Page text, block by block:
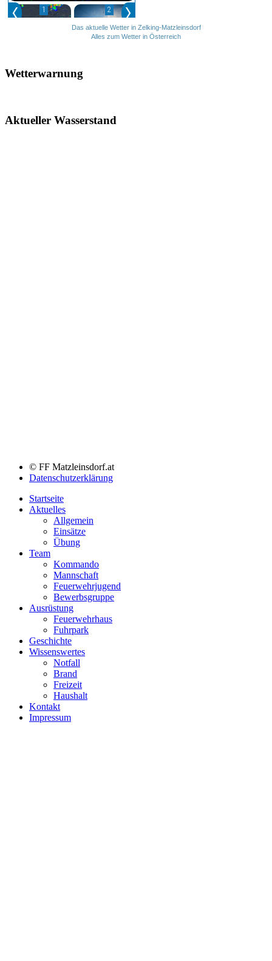
Das aktuelle Wetter in Zelking-Matzleinsdorf
Alles zum Wetter in Österreich
Wetterwarnung
Aktueller Wasserstand
© FF Matzleinsdorf.at
Datenschutzerklärung
Startseite
Aktuelles
Allgemein
Einsätze
Übung
Team
Kommando
Mannschaft
Feuerwehrjugend
Bewerbsgruppe
Ausrüstung
Feuerwehrhaus
Fuhrpark
Geschichte
Wissenswertes
Notfall
Brand
Freizeit
Haushalt
Kontakt
Impressum